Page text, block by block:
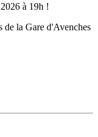
à 19h !
de la Gare d'Avenches